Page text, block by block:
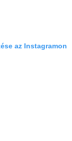
az Instagramon